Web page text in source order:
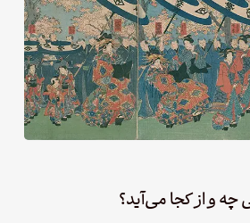
و از کجا می‌آید؟